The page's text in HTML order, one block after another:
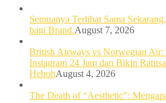
Semuanya Terlihat Sama
bagi Brand.August 7, 2026
British Airways vs Norwegian Air:
Instagram 24 Jam dan Bikin
HebohAugust 4, 2026
The Death of “Aesthetic”: